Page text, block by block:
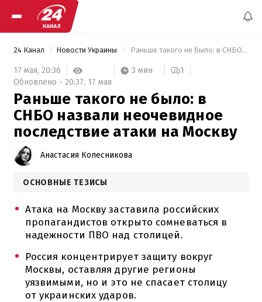
24 Канал Новости Украины Раньше такого не было: в СНБО назвали неочевидное последствие атаки на Москву
17 мая, 20:36 3 мин
1
Обновлено - 20:37, 17 мая
Раньше такого не было: в
СНБО назвали неочевидное
последствие атаки на Москву
Анастасия Колесникова
ОСНОВНЫЕ ТЕЗИСЫ
Атака на Москву заставила российских
пропагандистов открыто сомневаться в
надежности ПВО над столицей.
Россия концентрирует защиту вокруг
Москвы, оставляя другие регионы
уязвимыми, но и это не спасает столицу
от украинских ударов.